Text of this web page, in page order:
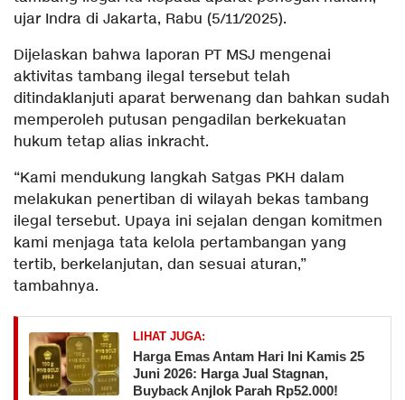
ujar Indra di Jakarta, Rabu (5/11/2025).
Dijelaskan bahwa laporan PT MSJ mengenai
aktivitas tambang ilegal tersebut telah
ditindaklanjuti aparat berwenang dan bahkan sudah
memperoleh putusan pengadilan berkekuatan
hukum tetap alias inkracht.
“Kami mendukung langkah Satgas PKH dalam
melakukan penertiban di wilayah bekas tambang
ilegal tersebut. Upaya ini sejalan dengan komitmen
kami menjaga tata kelola pertambangan yang
tertib, berkelanjutan, dan sesuai aturan,”
tambahnya.
LIHAT JUGA:
Harga Emas Antam Hari Ini Kamis 25
Juni 2026: Harga Jual Stagnan,
Buyback Anjlok Parah Rp52.000!